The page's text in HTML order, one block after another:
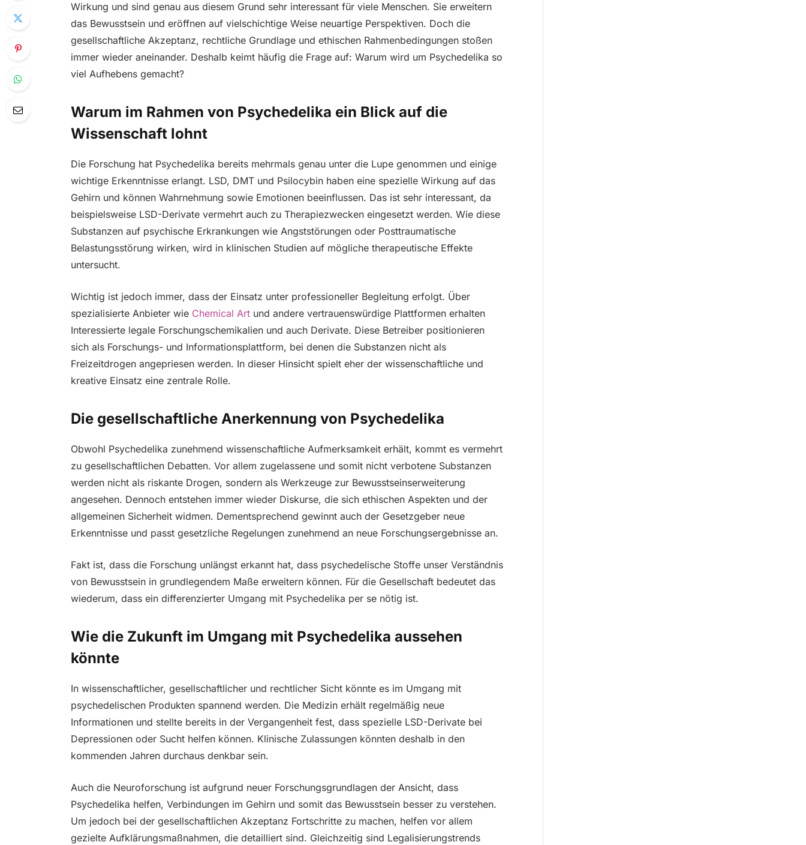
Wirkung und sind genau aus diesem Grund sehr interessant für viele Menschen. Sie erweitern
das Bewusstsein und eröffnen auf vielschichtige Weise neuartige Perspektiven. Doch die
gesellschaftliche Akzeptanz, rechtliche Grundlage und ethischen Rahmenbedingungen stoßen
immer wieder aneinander. Deshalb keimt häufig die Frage auf: Warum wird um Psychedelika so
viel Aufhebens gemacht?
Warum im Rahmen von Psychedelika ein Blick auf die
Wissenschaft lohnt
Die Forschung hat Psychedelika bereits mehrmals genau unter die Lupe genommen und einige
wichtige Erkenntnisse erlangt. LSD, DMT und Psilocybin haben eine spezielle Wirkung auf das
Gehirn und können Wahrnehmung sowie Emotionen beeinflussen. Das ist sehr interessant, da
beispielsweise LSD-Derivate vermehrt auch zu Therapiezwecken eingesetzt werden. Wie diese
Substanzen auf psychische Erkrankungen wie Angststörungen oder Posttraumatische
Belastungsstörung wirken, wird in klinischen Studien auf mögliche therapeutische Effekte
untersucht.
Wichtig ist jedoch immer, dass der Einsatz unter professioneller Begleitung erfolgt. Über
spezialisierte Anbieter wie Chemical Artund andere vertrauenswürdige Plattformen erhalten
Interessierte legale Forschungschemikalien und auch Derivate. Diese Betreiber positionieren
sich als Forschungs- und Informationsplattform, bei denen die Substanzen nicht als
Freizeitdrogen angepriesen werden. In dieser Hinsicht spielt eher der wissenschaftliche und
kreative Einsatz eine zentrale Rolle.
Die gesellschaftliche Anerkennung von Psychedelika
Obwohl Psychedelika zunehmend wissenschaftliche Aufmerksamkeit erhält, kommt es vermehrt
zu gesellschaftlichen Debatten. Vor allem zugelassene und somit nicht verbotene Substanzen
werden nicht als riskante Drogen, sondern als Werkzeuge zur Bewusstseinserweiterung
angesehen. Dennoch entstehen immer wieder Diskurse, die sich ethischen Aspekten und der
allgemeinen Sicherheit widmen. Dementsprechend gewinnt auch der Gesetzgeber neue
Erkenntnisse und passt gesetzliche Regelungen zunehmend an neue Forschungsergebnisse an.
Fakt ist, dass die Forschung unlängst erkannt hat, dass psychedelische Stoffe unser Verständnis
von Bewusstsein in grundlegendem Maße erweitern können. Für die Gesellschaft bedeutet das
wiederum, dass ein differenzierter Umgang mit Psychedelika per se nötig ist.
Wie die Zukunft im Umgang mit Psychedelika aussehen
könnte
In wissenschaftlicher, gesellschaftlicher und rechtlicher Sicht könnte es im Umgang mit
psychedelischen Produkten spannend werden. Die Medizin erhält regelmäßig neue
Informationen und stellte bereits in der Vergangenheit fest, dass spezielle LSD-Derivate bei
Depressionen oder Sucht helfen können. Klinische Zulassungen könnten deshalb in den
kommenden Jahren durchaus denkbar sein.
Auch die Neuroforschung ist aufgrund neuer Forschungsgrundlagen der Ansicht, dass
Psychedelika helfen, Verbindungen im Gehirn und somit das Bewusstsein besser zu verstehen.
Um jedoch bei der gesellschaftlichen Akzeptanz Fortschritte zu machen, helfen vor allem
gezielte Aufklärungsmaßnahmen, die detailliert sind. Gleichzeitig sind Legalisierungstrends